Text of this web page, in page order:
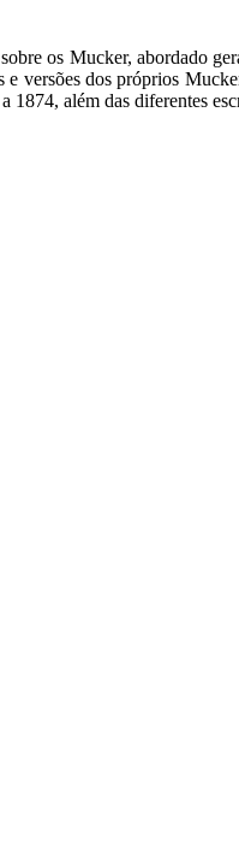
os Mucker, abordado
versões dos próprios
além das diferentes